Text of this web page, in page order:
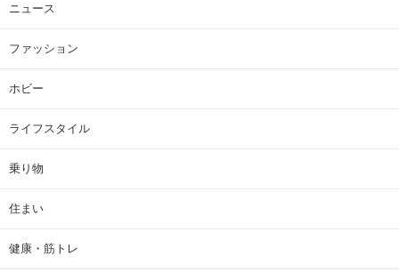
ニュース
ファッション
ホビー
ライフスタイル
乗り物
住まい
健康・筋トレ